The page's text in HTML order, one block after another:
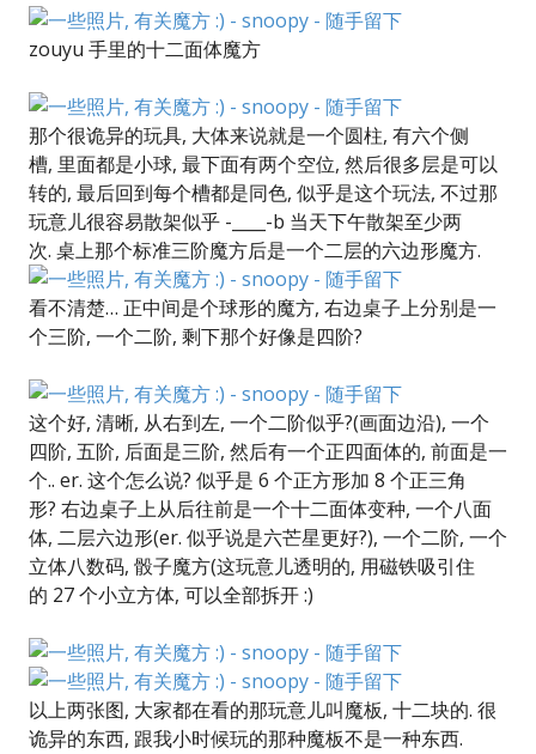
zouyu 手里的十二面体魔方
那个很诡异的玩具, 大体来说就是一个圆柱, 有六个侧
槽, 里面都是小球, 最下面有两个空位, 然后很多层是可以
转的, 最后回到每个槽都是同色, 似乎是这个玩法, 不过那
玩意儿很容易散架似乎 -____-b 当天下午散架至少两
次. 桌上那个标准三阶魔方后是一个二层的六边形魔方.
看不清楚… 正中间是个球形的魔方, 右边桌子上分别是一
个三阶, 一个二阶, 剩下那个好像是四阶?
这个好, 清晰, 从右到左, 一个二阶似乎?(画面边沿), 一个
四阶, 五阶, 后面是三阶, 然后有一个正四面体的, 前面是一
个.. er. 这个怎么说? 似乎是 6 个正方形加 8 个正三角
形? 右边桌子上从后往前是一个十二面体变种, 一个八面
体, 二层六边形(er. 似乎说是六芒星更好?), 一个二阶, 一个
立体八数码, 骰子魔方(这玩意儿透明的, 用磁铁吸引住
的 27 个小立方体, 可以全部拆开 :)
以上两张图, 大家都在看的那玩意儿叫魔板, 十二块的. 很
诡异的东西, 跟我小时候玩的那种魔板不是一种东西.